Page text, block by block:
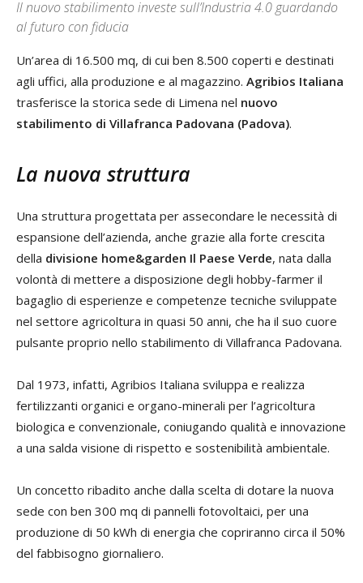
Il nuovo stabilimento investe sull’Industria 4.0 guardando
al futuro con fiducia
Un’area di 16.500 mq, di cui ben 8.500 coperti e destinati
agli uffici, alla produzione e al magazzino. Agribios Italiana
trasferisce la storica sede di Limena nel nuovo
stabilimento di Villafranca Padovana (Padova).
La nuova struttura
Una struttura progettata per assecondare le necessità di
espansione dell’azienda, anche grazie alla forte crescita
della divisione home&garden Il Paese Verde, nata dalla
volontà di mettere a disposizione degli hobby-farmer il
bagaglio di esperienze e competenze tecniche sviluppate
nel settore agricoltura in quasi 50 anni, che ha il suo cuore
pulsante proprio nello stabilimento di Villafranca Padovana.
Dal 1973, infatti, Agribios Italiana sviluppa e realizza
fertilizzanti organici e organo-minerali per l’agricoltura
biologica e convenzionale, coniugando qualità e innovazione
a una salda visione di rispetto e sostenibilità ambientale.
Un concetto ribadito anche dalla scelta di dotare la nuova
sede con ben 300 mq di pannelli fotovoltaici, per una
produzione di 50 kWh di energia che copriranno circa il 50%
del fabbisogno giornaliero.